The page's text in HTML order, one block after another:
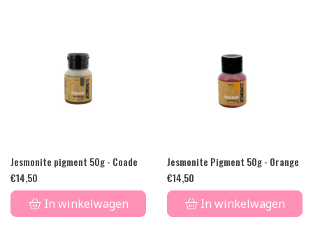
Jesmonite pigment 50g - Coade
€14,50
In winkelwagen
Jesmonite Pigment 50g - Orange
€14,50
In winkelwagen